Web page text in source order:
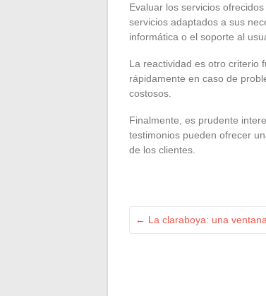
Evaluar los servicios
servicios adaptados a sus
informática o el soporte al
La reactividad es otro criterio
rápidamente en caso de
costosos.
Finalmente, es prudente
testimonios pueden ofrecer
de los clientes.
← La claraboya: una